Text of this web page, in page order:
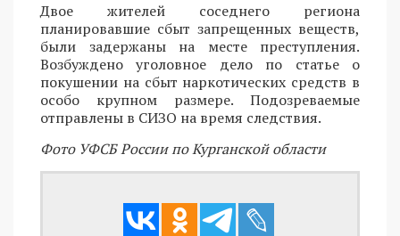
Двое жителей соседнего региона
планировавшие сбыт запрещенных веществ,
были задержаны на месте преступления.
Возбуждено уголовное дело по статье о
покушении на сбыт наркотических средств в
особо крупном размере. Подозреваемые
отправлены в СИЗО на время следствия.
Фото УФСБ России по Курганской области